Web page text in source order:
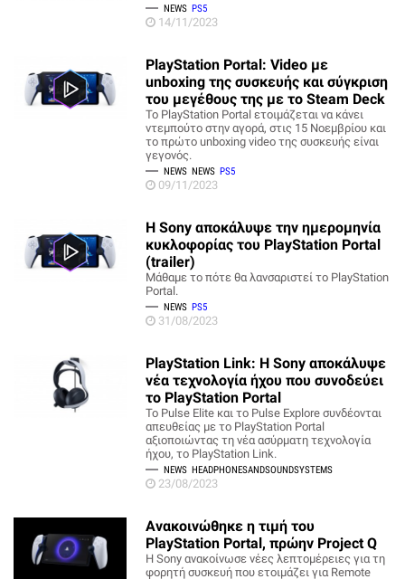
NEWS PS5
14/11/2023
PlayStation Portal: Video με
unboxing της συσκευής και σύγκριση
του μεγέθους της με το Steam Deck
Το PlayStation Portal ετοιμάζεται να κάνει
ντεμπούτο στην αγορά, στις 15 Νοεμβρίου και
το πρώτο unboxing video της συσκευής είναι
γεγονός.
NEWS NEWS PS5
09/11/2023
H Sony αποκάλυψε την ημερομηνία
κυκλοφορίας του PlayStation Portal
(trailer)
Μάθαμε το πότε θα λανσαριστεί το PlayStation
Portal.
NEWS PS5
31/08/2023
PlayStation Link: Η Sony αποκάλυψε
νέα τεχνολογία ήχου που συνοδεύει
το PlayStation Portal
Το Pulse Elite και το Pulse Explore συνδέονται
απευθείας με το PlayStation Portal
αξιοποιώντας τη νέα ασύρματη τεχνολογία
ήχου, το PlayStation Link.
NEWS HEADPHONESANDSOUNDSYSTEMS
23/08/2023
Ανακοινώθηκε η τιμή του
PlayStation Portal, πρώην Project Q
H Sony ανακοίνωσε νέες λεπτομέρειες για τη
φορητή συσκευή που ετοιμάζει για Remote